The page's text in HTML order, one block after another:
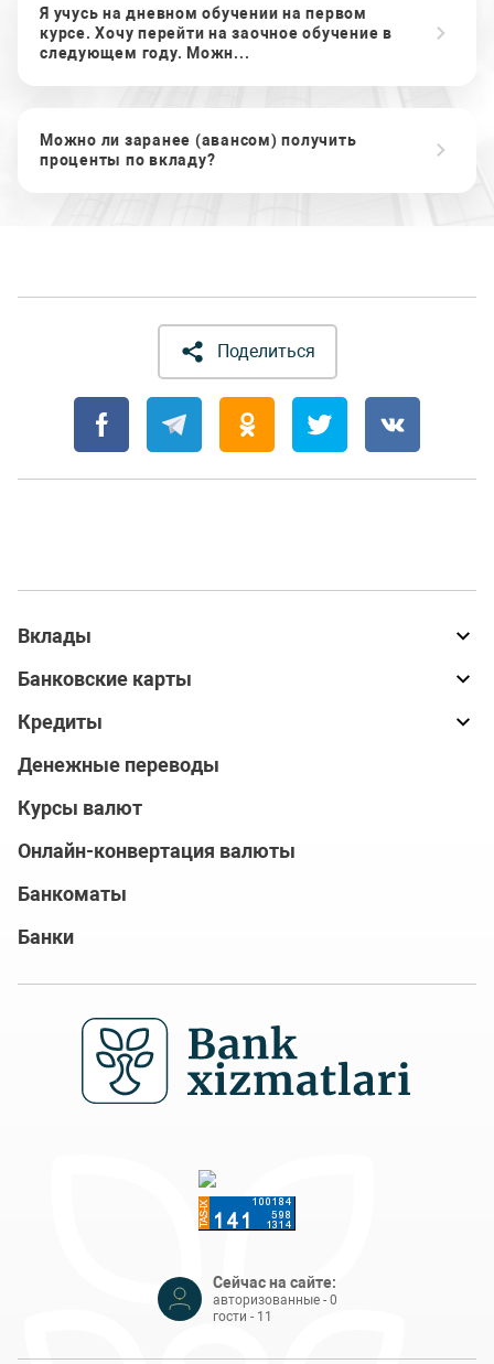
Я учусь на дневном обучении на первом
курсе. Хочу перейти на заочное обучение в
следующем году. Можн...
Можно ли заранее (авансом) получить
проценты по вкладу?
Поделиться
Вклады
Банковские карты
Кредиты
Денежные переводы
Курсы валют
Онлайн-конвертация валюты
Банкоматы
Банки
Сейчас на сайте:
авторизованные - 0
гости - 11